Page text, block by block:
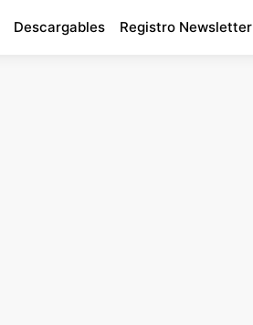
Descargables Registro Newsletter